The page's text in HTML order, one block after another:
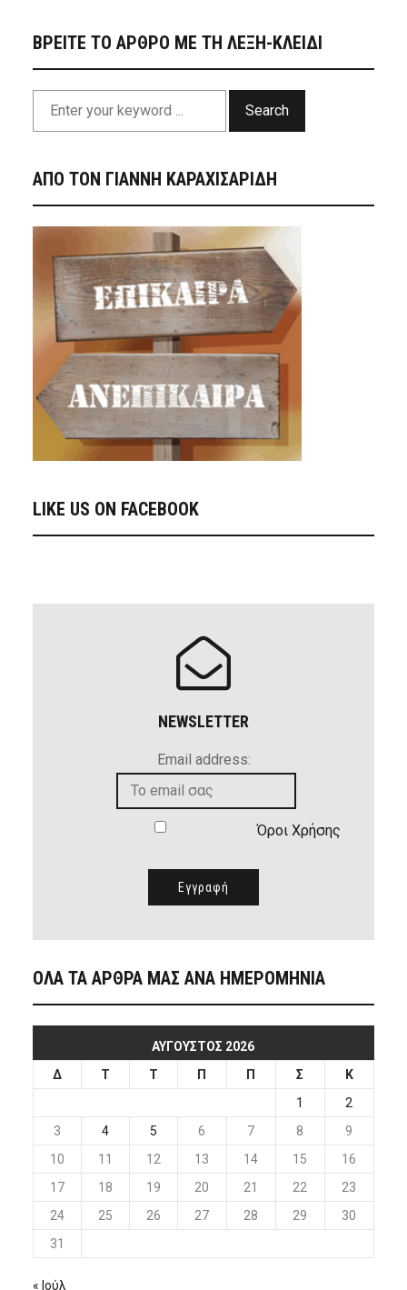
ΒΡΕΙΤΕ ΤΟ ΑΡΘΡΟ ΜΕ ΤΗ ΛΕΞΗ-ΚΛΕΙΔΙ
Search
ΑΠΟ ΤΟΝ ΓΙΑΝΝΗ ΚΑΡΑΧΙΣΑΡΙΔΗ
LIKE US ON FACEBOOK
NEWSLETTER
Email address:
Όροι Χρήσης
ΟΛΑ ΤΑ ΑΡΘΡΑ ΜΑΣ ΑΝΑ ΗΜΕΡΟΜΗΝΙΑ
ΑΎΓΟΥΣΤΟΣ 2026
Δ
Τ Τ Π Π Σ
Κ
1
2
3
4 5 6 7 8
9
10
11 12 13 14 15
16
17
18 19 20 21 22
23
24
25 26 27 28 29
30
31
« Ιούλ